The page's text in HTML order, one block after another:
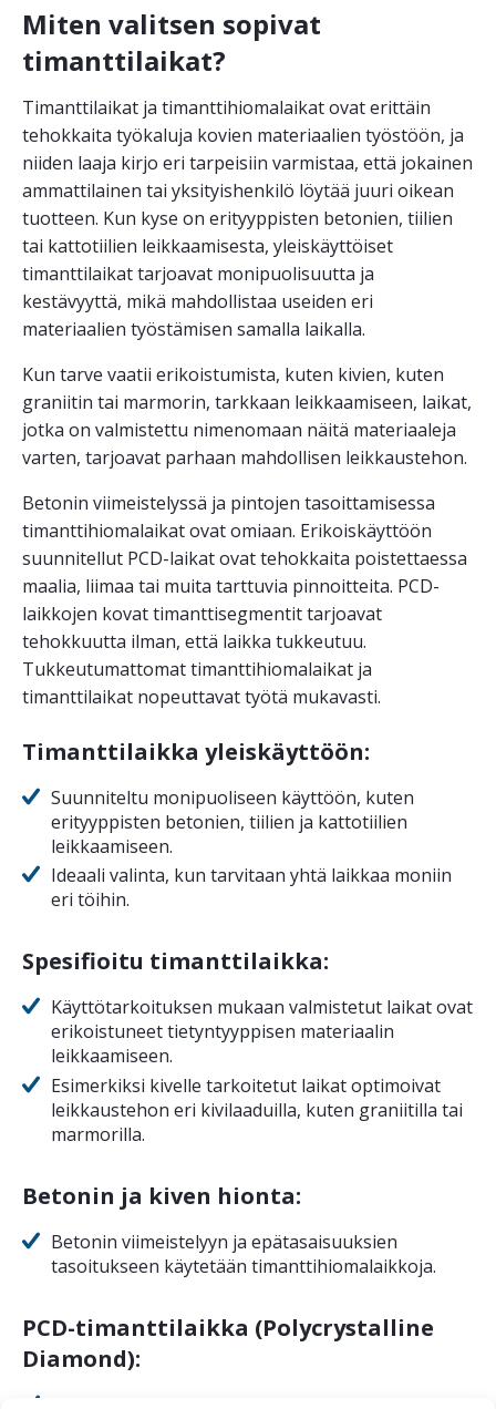
Miten valitsen sopivat
timanttilaikat?
Timanttilaikat ja timanttihiomalaikat ovat erittäin
tehokkaita työkaluja kovien materiaalien työstöön, ja
niiden laaja kirjo eri tarpeisiin varmistaa, että jokainen
ammattilainen tai yksityishenkilö löytää juuri oikean
tuotteen. Kun kyse on erityyppisten betonien, tiilien
tai kattotiilien leikkaamisesta, yleiskäyttöiset
timanttilaikat tarjoavat monipuolisuutta ja
kestävyyttä, mikä mahdollistaa useiden eri
materiaalien työstämisen samalla laikalla.
Kun tarve vaatii erikoistumista, kuten kivien, kuten
graniitin tai marmorin, tarkkaan leikkaamiseen, laikat,
jotka on valmistettu nimenomaan näitä materiaaleja
varten, tarjoavat parhaan mahdollisen leikkaustehon.
Betonin viimeistelyssä ja pintojen tasoittamisessa
timanttihiomalaikat ovat omiaan. Erikoiskäyttöön
suunnitellut PCD-laikat ovat tehokkaita poistettaessa
maalia, liimaa tai muita tarttuvia pinnoitteita. PCD-
laikkojen kovat timanttisegmentit tarjoavat
tehokkuutta ilman, että laikka tukkeutuu.
Tukkeutumattomat timanttihiomalaikat ja
timanttilaikat nopeuttavat työtä mukavasti.
Timanttilaikka yleiskäyttöön:
Suunniteltu monipuoliseen käyttöön, kuten
erityyppisten betonien, tiilien ja kattotiilien
leikkaamiseen.
Ideaali valinta, kun tarvitaan yhtä laikkaa moniin
eri töihin.
Spesifioitu timanttilaikka:
Käyttötarkoituksen mukaan valmistetut laikat ovat
erikoistuneet tietyntyyppisen materiaalin
leikkaamiseen.
Esimerkiksi kivelle tarkoitetut laikat optimoivat
leikkaustehon eri kivilaaduilla, kuten graniitilla tai
marmorilla.
Betonin ja kiven hionta:
Betonin viimeistelyyn ja epätasaisuuksien
tasoitukseen käytetään timanttihiomalaikkoja.
PCD-timanttilaikka (Polycrystalline
Diamond):